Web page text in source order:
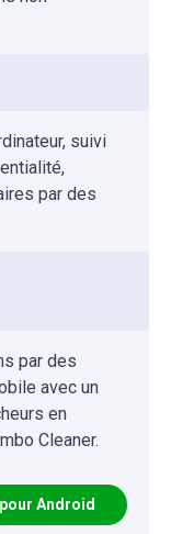
suivi
par des
par des
avec un
en
Cleaner.
Android